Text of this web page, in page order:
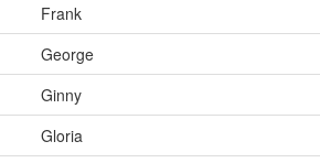
Frank
George
Ginny
Gloria